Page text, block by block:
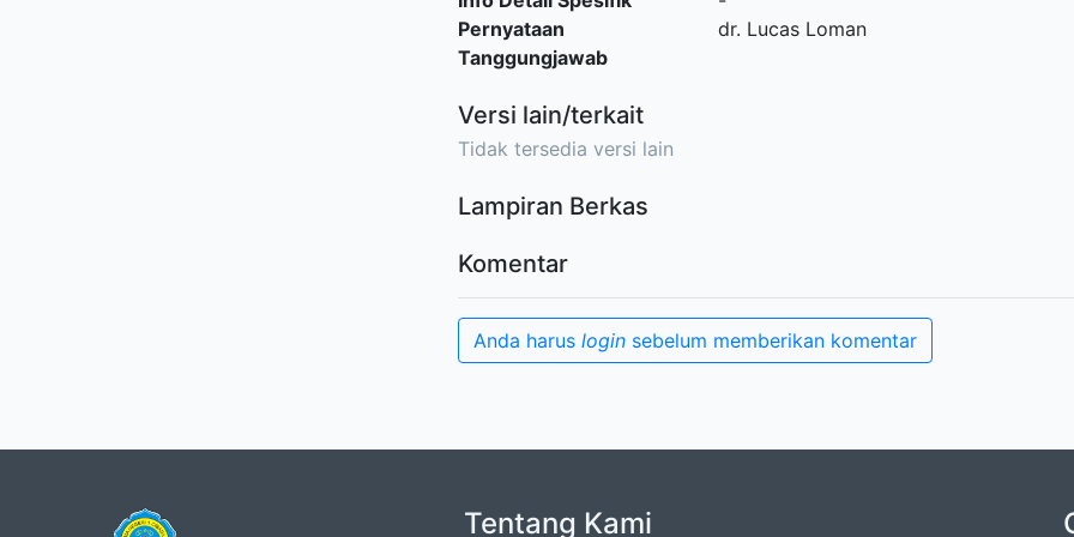
Pernyataan
Tanggungjawab
dr. Lucas Loman
Versi lain/terkait
Tidak tersedia versi lain
Lampiran Berkas
Komentar
Anda harus login sebelum memberikan komentar
Tentang Kami